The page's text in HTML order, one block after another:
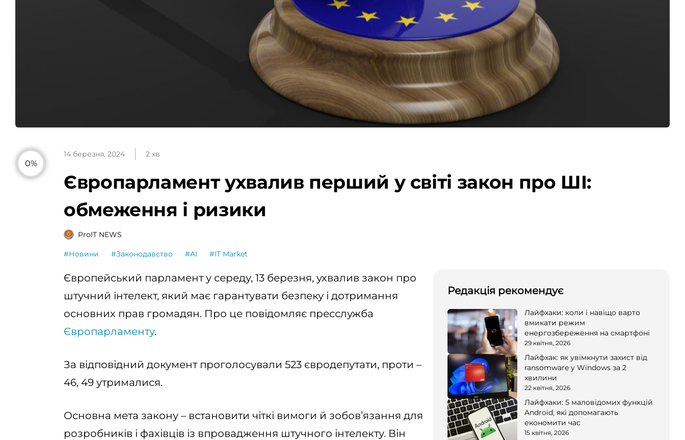
0%
14 березня, 2024 2 хв
Європарламент ухвалив перший у світі закон про ШІ:
обмеження і ризики
ProIT NEWS
#Новини #Законодавство #AI #IT Market
Європейський парламент у середу, 13 березня, ухвалив закон про
штучний інтелект, який має гарантувати безпеку і дотримання
основних прав громадян. Про це повідомляє пресслужба
Європарламенту.
За відповідний документ проголосували 523 євродепутати, проти –
46, 49 утрималися.
Основна мета закону – встановити чіткі вимоги й зобовʼязання для
розробників і фахівців із впровадження штучного інтелекту. Він
Редакція рекомендує
Лайфхаки: коли і навіщо варто
вмикати режим
енергозбереження на смартфоні
29 квітня, 2026
Лайфхак: як увімкнути захист від
ransomware у Windows за 2
хвилини
22 квітня, 2026
Лайфхаки: 5 маловідомих функцій
Android, які допомагають
економити час
15 квітня, 2026